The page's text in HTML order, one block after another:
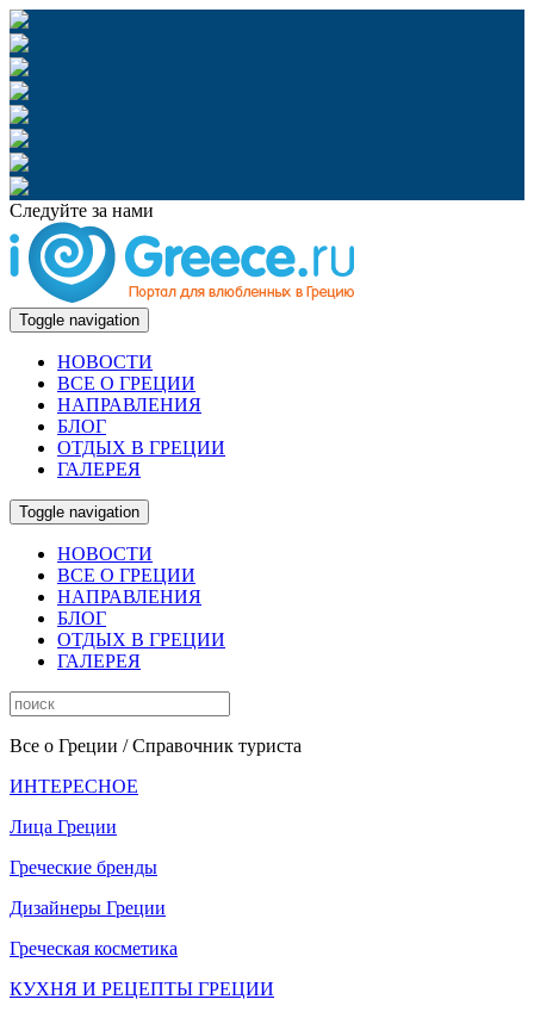
Следуйте за нами
Toggle navigation
НОВОСТИ
ВСЕ О ГРЕЦИИ
НАПРАВЛЕНИЯ
БЛОГ
ОТДЫХ В ГРЕЦИИ
ГАЛЕРЕЯ
Toggle navigation
НОВОСТИ
ВСЕ О ГРЕЦИИ
НАПРАВЛЕНИЯ
БЛОГ
ОТДЫХ В ГРЕЦИИ
ГАЛЕРЕЯ
Все о Греции / Справочник туриста
ИНТЕРЕСНОЕ
Лица Греции
Греческие бренды
Дизайнеры Греции
Греческая косметика
КУХНЯ И РЕЦЕПТЫ ГРЕЦИИ